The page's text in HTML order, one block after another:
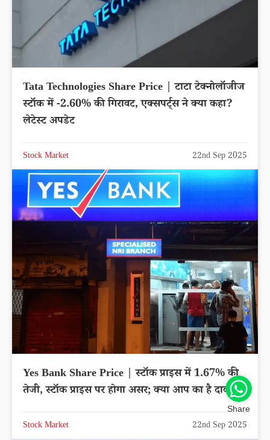
Tata Technologies Share Price | टाटा टेक्नोलॉजीज
स्टॉक में -2.60% की गिरावट, एक्सपर्ट्स ने क्या कहा?
लेटेस्ट अपडेट
Stock Market 22nd Sep 2025
Yes Bank Share Price | स्टॉक प्राइस में 1.67% की
तेजी, स्टॉक प्राइस पर होगा असर; क्या आप का है दाव?
Stock Market 22nd Sep 2025
Share